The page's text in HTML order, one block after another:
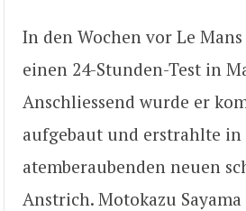
In den Wochen vor Le
einen 24-Stunden-Test in
Anschliessend wurde er
aufgebaut und erstrahlte in
atemberaubenden neuen
Anstrich. Motokazu